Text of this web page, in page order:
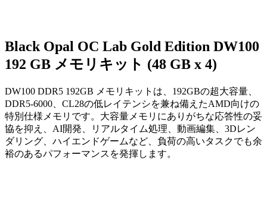
Black Opal OC Lab Gold Edition DW100
192 GB メモリキット (48 GB x 4)
DW100 DDR5 192GB メモリキットは、192GBの超大容量、
DDR5-6000、CL28の低レイテンシを兼ね備えたAMD向けの
特別仕様メモリです。大容量メモリにありがちな応答性の妥
協を抑え、AI開発、リアルタイム処理、動画編集、3Dレン
ダリング、ハイエンドゲームなど、負荷の高いタスクでも余
裕のあるパフォーマンスを発揮します。